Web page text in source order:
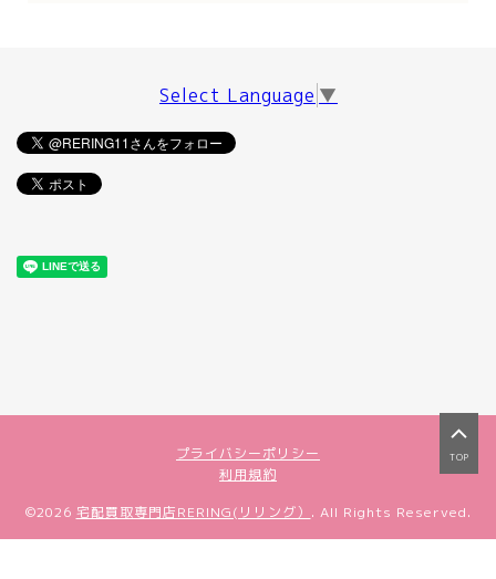
Select Language ▼
プライバシーポリシー
利用規約
TOP
©2026 宅配買取専門店RERING(リリング） . All Rights Reserved.